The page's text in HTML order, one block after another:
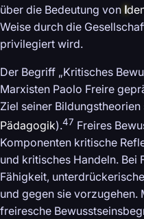
über die Bedeutung von I
Weise durch die
privilegiert wird.
Der Begriff „Kritisches
Marxisten Paolo Freire
Ziel seiner
Pädagogik).47 Freires
Komponenten kritische
und kritisches Handeln. Bei
Fähigkeit,
und gegen sie
freiresche